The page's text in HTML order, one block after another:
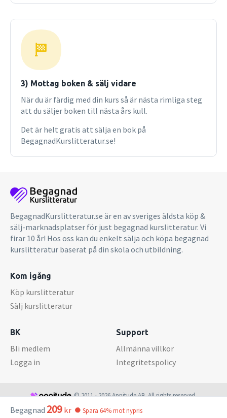
3) Mottag boken & sälj vidare
När du är färdig med din kurs så är nästa rimliga steg
att du säljer boken till nästa års kull.
Det är helt gratis att sälja en bok på
BegagnadKurslitteratur.se!
Begagnad 209kr Spara 64% mot nypris
BegagnadKurslitteratur.se är en av sveriges äldsta köp &
sälj-marknadsplatser för just begagnad kurslitteratur. Vi
firar 10 år! Hos oss kan du enkelt sälja och köpa begagnad
kurslitteratur baserat på din skola och utbildning.
Kom igång
Köp kurslitteratur
Sälj kurslitteratur
BK
Bli medlem
Logga in
Support
Allmänna villkor
Integritetspolicy
© 2011 - 2026 Appitude AB. All rights reserved.